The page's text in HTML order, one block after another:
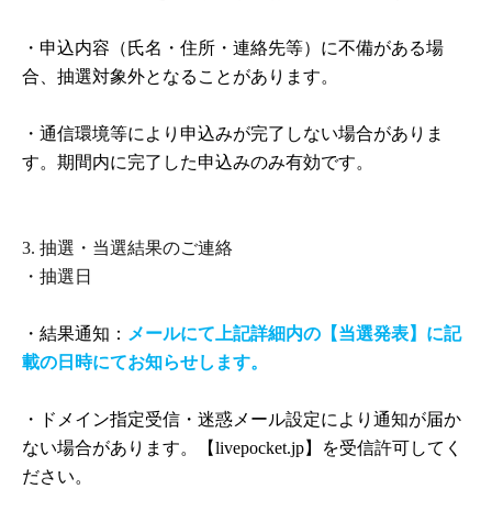
・天災・感染症の拡大・不慮の事故等、やむを得ない事
情により営業内容の変更や中止となる場合がございま
替日のご案内はいたしかねます。
・申込内容（氏名・住所・連絡先等）に不備がある場
合、抽選対象外となることがあります。
・通信環境等により申込みが完了しない場合がありま
す。期間内に完了した申込みのみ有効です。
3. 抽選・当選結果のご連絡
・抽選日
・結果通知： メールにて上記詳細内の【当選発表】に記
載の日時にてお知らせします。
・ドメイン指定受信・迷惑メール設定により通知が届か
ない場合があります。【livepocket.jp】を受信許可してく
ださい。